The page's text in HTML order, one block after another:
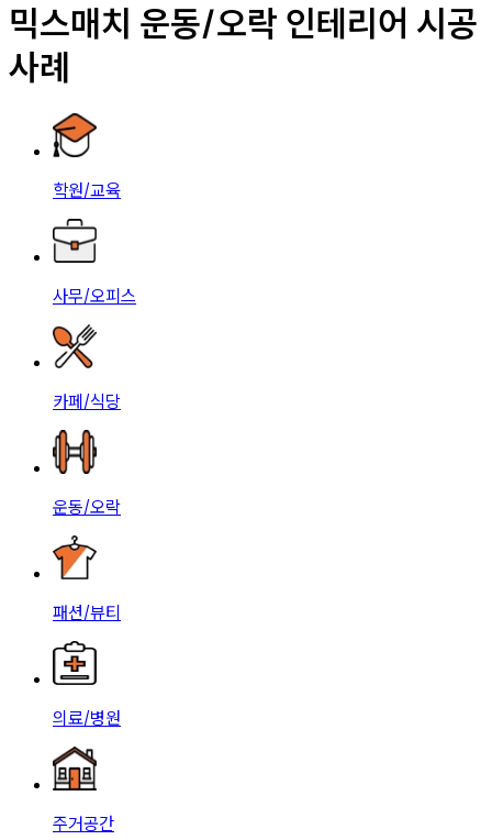
믹스매치 운동/오락 인테리어 시공
사례
학원/교육
사무/오피스
카페/식당
운동/오락
패션/뷰티
의료/병원
주거공간